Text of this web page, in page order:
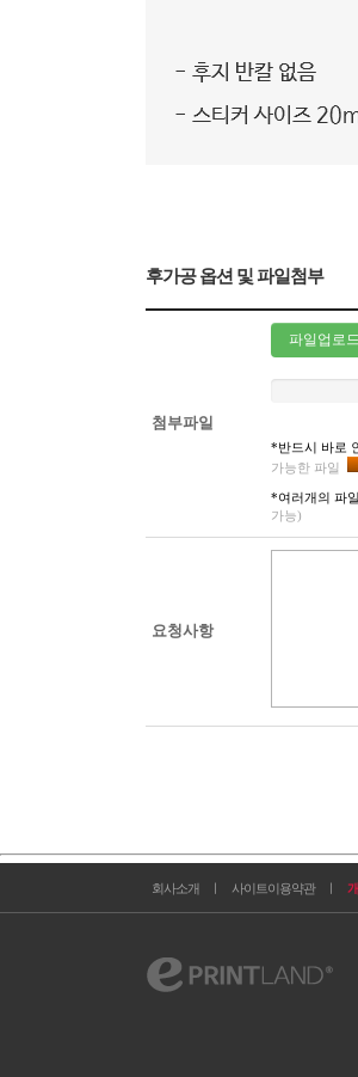
후가공 옵션 및 파일첨부
첨부파일
파일업로드
*반드시 바로
가능한 파일
*여러개의 파
가능)
요청사항
회사소개 ㅣ 사이트이용약관 ㅣ